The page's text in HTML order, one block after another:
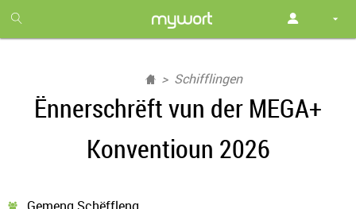
month
free
Schifflingen
Ënnerschrëft vun der MEGA+
Konventioun 2026